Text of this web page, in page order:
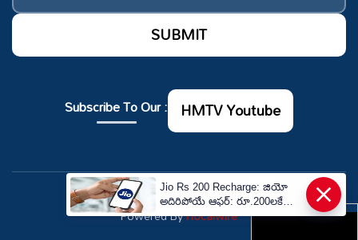
Subscribe To Our : HMTV Youtube
© Copyrights 2026. All rights reserved.
Powered ByHocalwire
×
Jio Rs 200 Recharge: జియో
అదిరిపోయే ఆఫర్: రూ.200లకే
30GB డేటా, 15 OTTలు ఉచితం! |